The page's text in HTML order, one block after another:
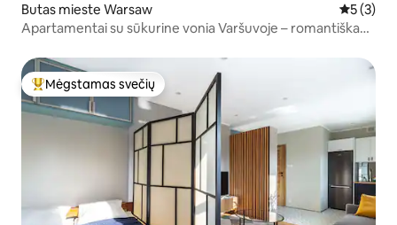
Butas mieste Warsaw Vidutinis
5 (3)
Apartamentai su sūkurine vonia Varšuvoje – romantiška
Svečių mėgstamiausias
Mėgstamas svečių